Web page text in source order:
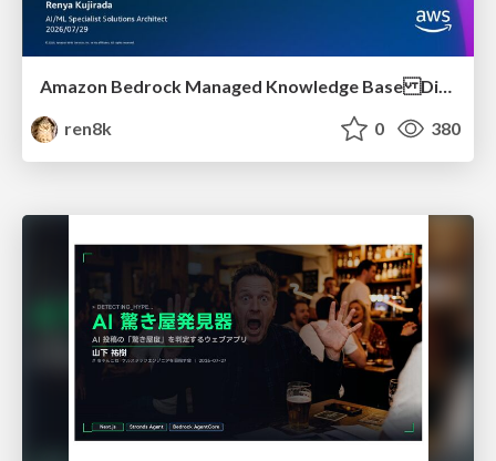
Amazon Bedrock Managed Knowledge Base Dive Deep
ren8k
0 380